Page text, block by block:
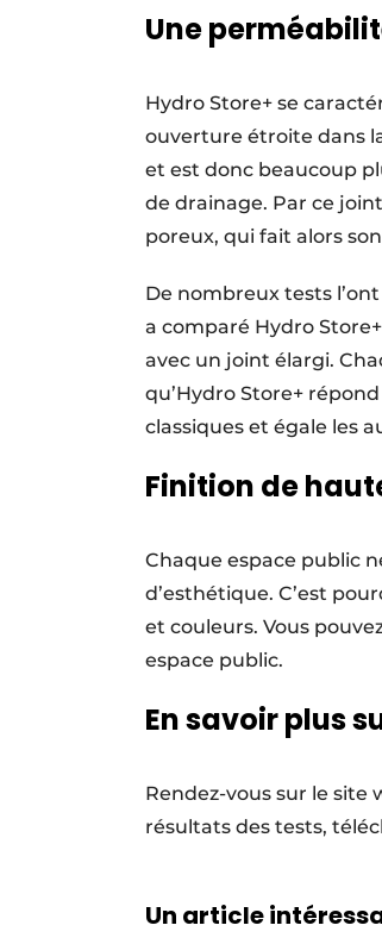
Une
Hydro Store+ se
ouverture étroite dans
et est donc beaucoup
de drainage. Par ce
poreux, qui fait alors
De nombreux tests
a comparé Hydro
avec un joint élargi.
qu’Hydro Store+
classiques et égale les
Finition de
Chaque espace public
d’esthétique. C’est
et couleurs. Vous
espace public.
En savoir plus
Rendez-vous sur le site
résultats des tests,
Un article